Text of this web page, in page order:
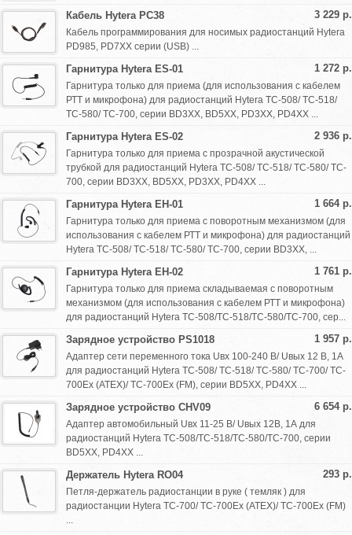
3 229 р.
Кабель Hytera PC38
Кабель программирования для носимых радиостанций Hytera
PD985, PD7XX серии (USB) ...
1 272 р.
Гарнитура Hytera ES-01
Гарнитура только для приема (для использования с кабелем
РТТ и микрофона) для радиостанций Hytera TC-508/ TC-518/
TC-580/ TC-700, серии BD3XX, BD5XX, PD3XX, PD4XX ...
2 936 р.
Гарнитура Hytera ES-02
Гарнитура только для приема с прозрачной акустической
трубкой для радиостанций Hytera TC-508/ TC-518/ TC-580/ TC-
700, серии BD3XX, BD5XX, PD3XX, PD4XX ...
1 664 р.
Гарнитура Hytera EH-01
Гарнитура только для приема с поворотным механизмом (для
использования с кабелем РТТ и микрофона) для радиостанций
Hytera TC-508/ TC-518/ TC-580/ TC-700, серии BD3XX, ...
1 761 р.
Гарнитура Hytera EH-02
Гарнитура только для приема складываемая с поворотным
механизмом (для использования с кабелем РТТ и микрофона)
для радиостанций Hytera TC-508/TC-518/TC-580/TC-700, сер...
1 957 р.
Зарядное устройство PS1018
Адаптер сети переменного тока Uвх 100-240 В/ Uвых 12 В, 1А
для радиостанций Hytera TC-508/ TC-518/ TC-580/ TC-700/ TC-
700Ex (ATEX)/ TC-700Ex (FM), серии BD5XX, PD4XX ...
6 654 р.
Зарядное устройство CHV09
Адаптер автомобильный Uвх 11-25 В/ Uвых 12В, 1А для
радиостанций Hytera TC-508/TC-518/TC-580/TC-700, серии
BD5XX, PD4XX ...
293 р.
Держатель Hytera RO04
Петля-держатель радиостанции в руке ( темляк ) для
радиостанции Hytera TC-700/ TC-700Ex (ATEX)/ TC-700Ex (FM)
...